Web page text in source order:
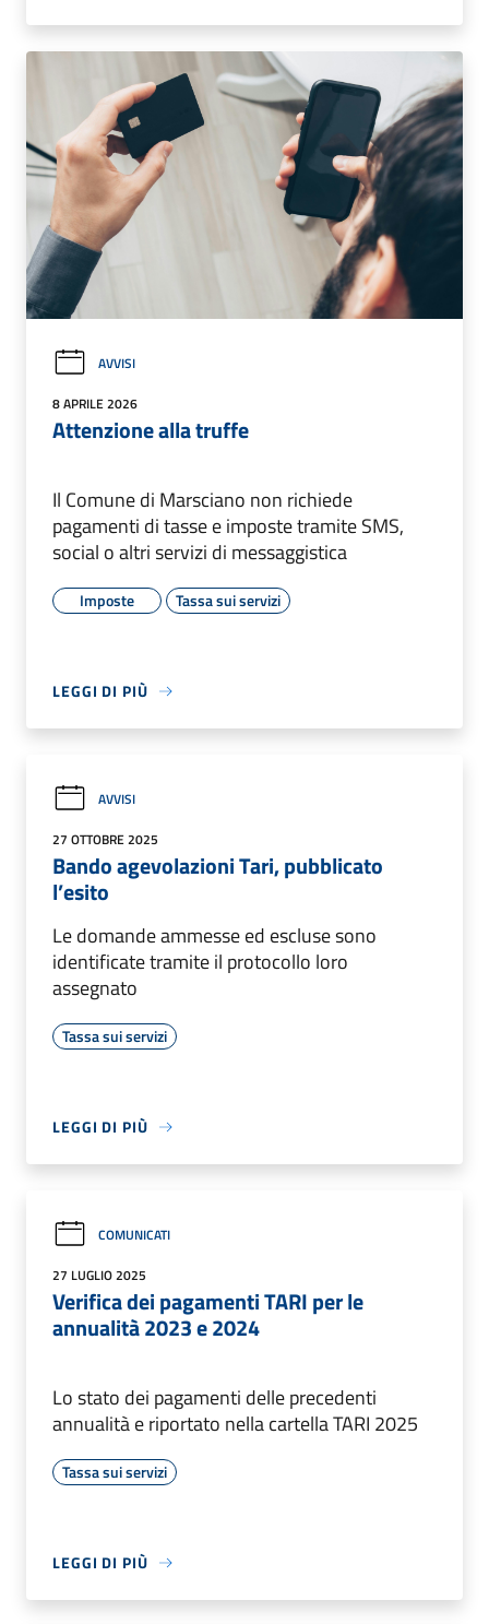
AVVISI
8 APRILE 2026
Attenzione alla truffe
Il Comune di Marsciano non richiede
pagamenti di tasse e imposte tramite SMS,
social o altri servizi di messaggistica
Imposte Tassa sui servizi
LEGGI DI PIÙ
AVVISI
27 OTTOBRE 2025
Bando agevolazioni Tari, pubblicato
l’esito
Le domande ammesse ed escluse sono
identificate tramite il protocollo loro
assegnato
Tassa sui servizi
LEGGI DI PIÙ
COMUNICATI
27 LUGLIO 2025
Verifica dei pagamenti TARI per le
annualità 2023 e 2024
Lo stato dei pagamenti delle precedenti
annualità e riportato nella cartella TARI 2025
Tassa sui servizi
LEGGI DI PIÙ